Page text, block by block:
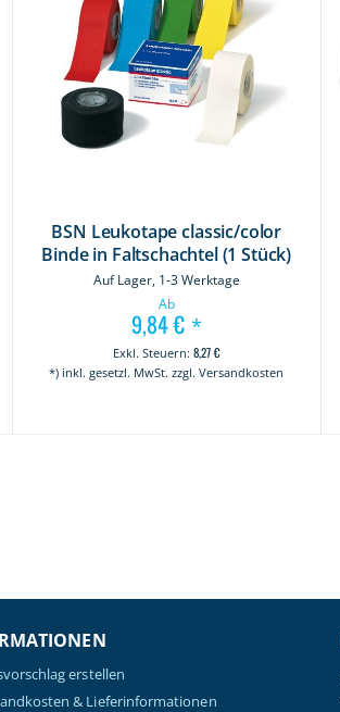
BSN Leukotape classic/color
Binde in Faltschachtel (1 Stück)
Auf Lager, 1-3 Werktage
Ab
9,84 € *
8,27 €
*) inkl. gesetzl. MwSt. zzgl. Versandkosten
erstellen
& Lieferinformationen